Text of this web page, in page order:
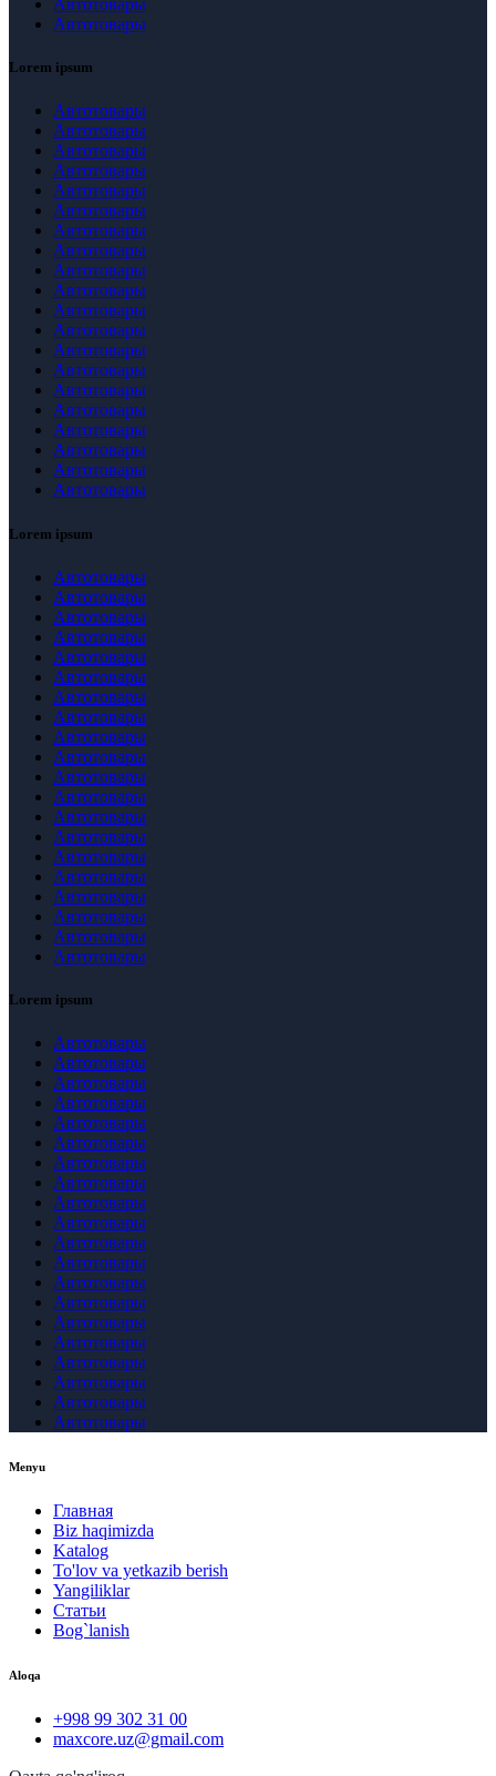
Автотовары
Автотовары
Lorem ipsum
Автотовары
Автотовары
Автотовары
Автотовары
Автотовары
Автотовары
Автотовары
Автотовары
Автотовары
Автотовары
Автотовары
Автотовары
Автотовары
Автотовары
Автотовары
Автотовары
Автотовары
Автотовары
Автотовары
Автотовары
Lorem ipsum
Автотовары
Автотовары
Автотовары
Автотовары
Автотовары
Автотовары
Автотовары
Автотовары
Автотовары
Автотовары
Автотовары
Автотовары
Автотовары
Автотовары
Автотовары
Автотовары
Автотовары
Автотовары
Автотовары
Автотовары
Lorem ipsum
Автотовары
Автотовары
Автотовары
Автотовары
Автотовары
Автотовары
Автотовары
Автотовары
Автотовары
Автотовары
Автотовары
Автотовары
Автотовары
Автотовары
Автотовары
Автотовары
Автотовары
Автотовары
Автотовары
Автотовары
Menyu
Главная
Biz haqimizda
Katalog
To'lov va yetkazib berish
Yangiliklar
Статьи
Bog`lanish
Aloqa
+998 99 302 31 00
maxcore.uz@gmail.com